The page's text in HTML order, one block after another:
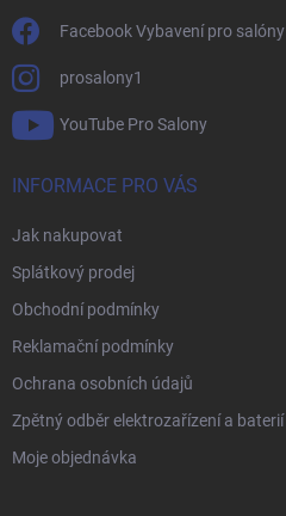
Facebook Vybavení pro salóny
prosalony1
YouTube Pro Salony
INFORMACE PRO VÁS
Jak nakupovat
Splátkový prodej
Obchodní podmínky
Reklamační podmínky
Ochrana osobních údajů
Zpětný odběr elektrozařízení a baterií
Moje objednávka